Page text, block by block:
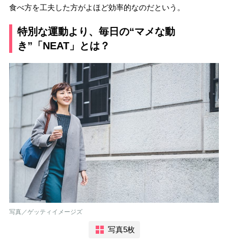
食べ方を工夫した方がよほど効率的なのだという。
特別な運動より、毎日の“マメな動
き”「NEAT」とは？
写真／ゲッティイメージズ
写真5枚